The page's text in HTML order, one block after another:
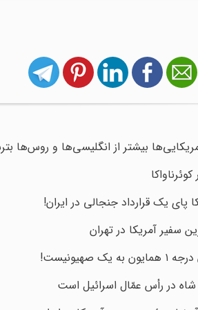
بیشتر از انگلیسی‌ها و روس‌ها
پای یک قرارداد جنجالی در ایران!
سفیر آمریکا در تهران
صهیونیست!
شاه در رأس عمّال اسرائیل است